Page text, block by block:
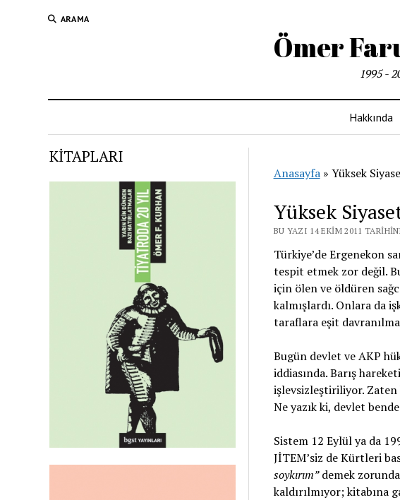
ARAMA
Ömer
1995 -
Hakkında
KİTAPLARI
Anasayfa» Yüksek
Yüksek
BU YAZI 14 EKIM 2011
Türkiye’de Ergenekon
tespit etmek zor değil.
için ölen ve öldüren
kalmışlardı. Onlara da
taraflara eşit
Bugün devlet ve AKP
iddiasında. Barış
işlevsizleştiriliyor. Zaten
Ne yazık ki, devlet
Sistem 12 Eylül ya da
JİTEM’siz de Kürtleri
soykırım”demek
kaldırılmıyor; kitabına